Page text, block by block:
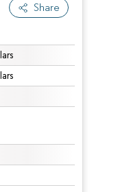
Share